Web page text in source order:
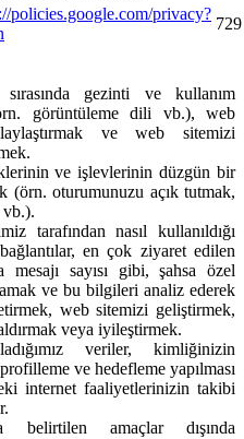
policies.google.com/privacy?
729
gezinti ve kullanım
görüntüleme dili vb.), web
ve web sitemizi
ve işlevlerinin düzgün bir
(örn. oturumunuzu açık tutmak,
tarafından nasıl kullanıldığı
en çok ziyaret edilen
mesajı sayısı gibi, şahsa özel
ve bu bilgileri analiz ederek
web sitemizi geliştirmek,
veya iyileştirmek.
veriler, kimliğinizin
ve hedefleme yapılması
internet faaliyetlerinizin takibi
belirtilen amaçlar dışında